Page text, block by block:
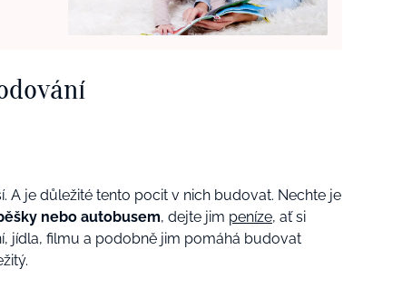
A je důležité tento pocit v nich budovat. Nechte je
nebo autobusem, dejte jim peníze, ať si
jídla, filmu a podobně jim pomáhá budovat